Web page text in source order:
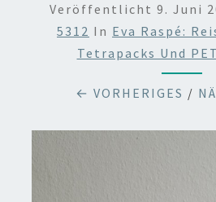
Veröffentlicht 9. Juni
5312 In Eva Raspé:
Tetrapacks Und
← VORHERIGES /